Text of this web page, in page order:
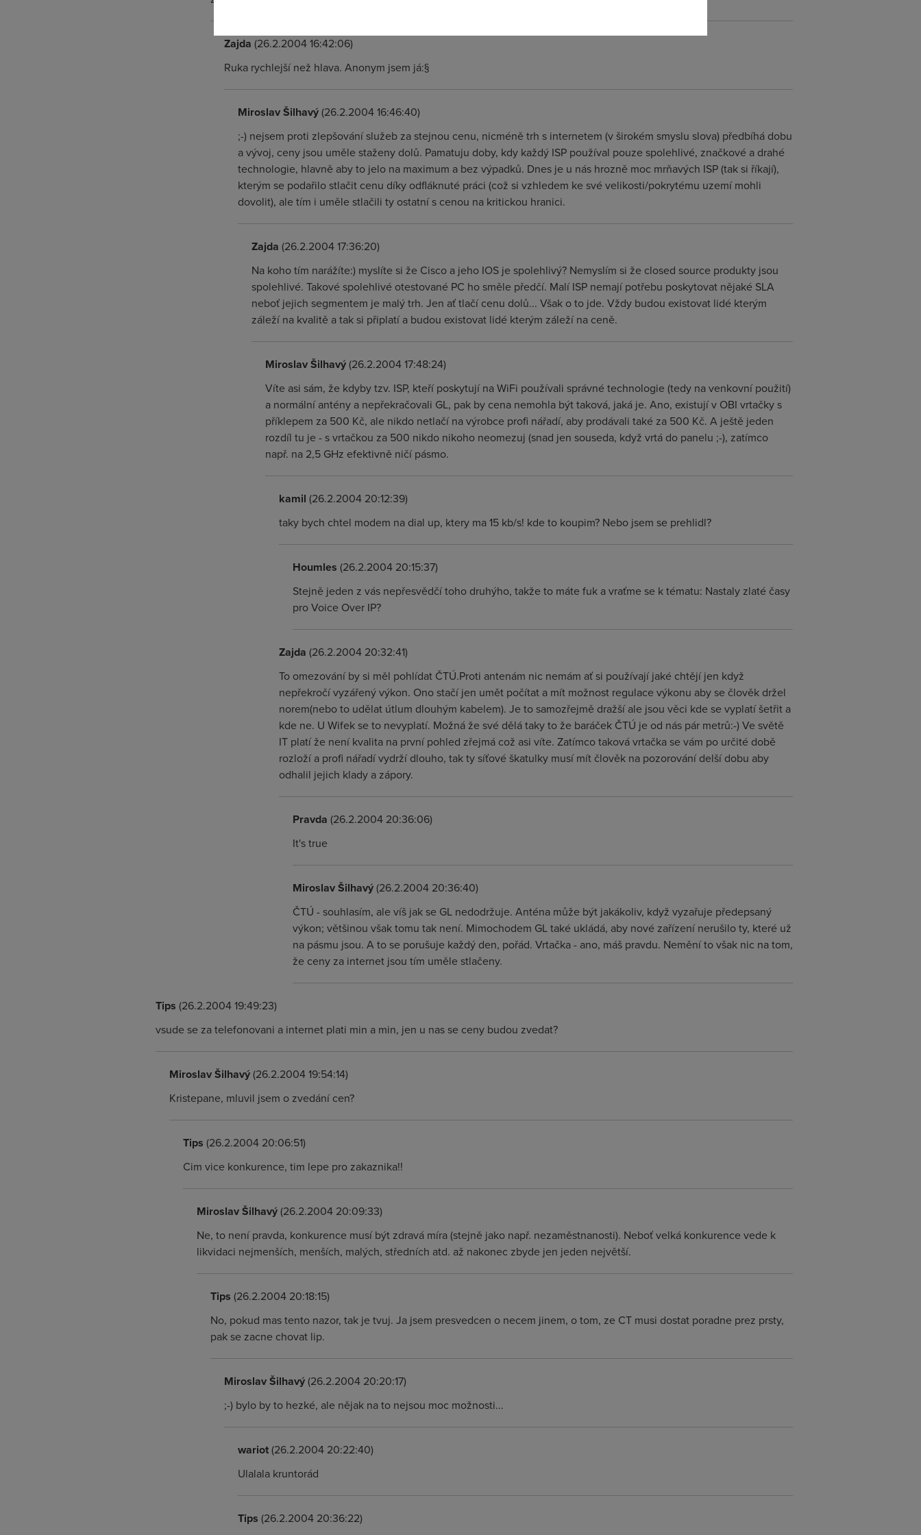
Zajda (26.2.2004 16:42:06)
Ruka rychlejší než hlava. Anonym jsem já:§
Miroslav Šilhavý(26.2.2004 16:46:40)
;-) nejsem proti zlepšování služeb za stejnou cenu, nicméně trh s internetem (v širokém smyslu slova) předbíhá dobu
a vývoj, ceny jsou uměle staženy dolů. Pamatuju doby, kdy každý ISP používal pouze spolehlivé, značkové a drahé
technologie, hlavně aby to jelo na maximum a bez výpadků. Dnes je u nás hrozně moc mrňavých ISP (tak si říkají),
kterým se podařilo stlačit cenu díky odfláknuté práci (což si vzhledem ke své velikosti/pokrytému uzemí mohli
dovolit), ale tím i uměle stlačili ty ostatní s cenou na kritickou hranici.
Zajda (26.2.2004 17:36:20)
Na koho tím narážíte:) myslíte si že Cisco a jeho IOS je spolehlivý? Nemyslím si že closed source produkty jsou
spolehlivé. Takové spolehlivé otestované PC ho směle předčí. Malí ISP nemají potřebu poskytovat nějaké SLA
neboť jejich segmentem je malý trh. Jen ať tlačí cenu dolů... Však o to jde. Vždy budou existovat lidé kterým
záleží na kvalitě a tak si připlatí a budou existovat lidé kterým záleží na ceně.
Miroslav Šilhavý(26.2.2004 17:48:24)
Víte asi sám, že kdyby tzv. ISP, kteří poskytují na WiFi používali správné technologie (tedy na venkovní použití)
a normální antény a nepřekračovali GL, pak by cena nemohla být taková, jaká je. Ano, existují v OBI vrtačky s
příklepem za 500 Kč, ale nikdo netlačí na výrobce profi nářadí, aby prodávali také za 500 Kč. A ještě jeden
rozdíl tu je - s vrtačkou za 500 nikdo nikoho neomezuj (snad jen souseda, když vrtá do panelu ;-), zatímco
např. na 2,5 GHz efektivně ničí pásmo.
kamil (26.2.2004 20:12:39)
taky bych chtel modem na dial up, ktery ma 15 kb/s! kde to koupim? Nebo jsem se prehlidl?
Houmles (26.2.2004 20:15:37)
Stejně jeden z vás nepřesvědčí toho druhýho, takže to máte fuk a vraťme se k tématu: Nastaly zlaté časy
pro Voice Over IP?
Zajda (26.2.2004 20:32:41)
To omezování by si měl pohlídat ČTÚ.Proti antenám nic nemám ať si používají jaké chtějí jen když
nepřekročí vyzářený výkon. Ono stačí jen umět počítat a mít možnost regulace výkonu aby se člověk držel
norem(nebo to udělat útlum dlouhým kabelem). Je to samozřejmě dražší ale jsou věci kde se vyplatí šetřit a
kde ne. U Wifek se to nevyplatí. Možná že své dělá taky to že baráček ČTÚ je od nás pár metrů:-) Ve světě
IT platí že není kvalita na první pohled zřejmá což asi víte. Zatímco taková vrtačka se vám po určité době
rozloží a profi nářadí vydrží dlouho, tak ty síťové škatulky musí mít člověk na pozorování delší dobu aby
odhalil jejich klady a zápory.
Pravda (26.2.2004 20:36:06)
It's true
Miroslav Šilhavý(26.2.2004 20:36:40)
ČTÚ - souhlasím, ale víš jak se GL nedodržuje. Anténa může být jakákoliv, když vyzařuje předepsaný
výkon; většinou však tomu tak není. Mimochodem GL také ukládá, aby nové zařízení nerušilo ty, které už
na pásmu jsou. A to se porušuje každý den, pořád. Vrtačka - ano, máš pravdu. Nemění to však nic na tom,
že ceny za internet jsou tím uměle stlačeny.
Tips (26.2.2004 19:49:23)
vsude se za telefonovani a internet plati min a min, jen u nas se ceny budou zvedat?
Miroslav Šilhavý(26.2.2004 19:54:14)
Kristepane, mluvil jsem o zvedání cen?
Tips (26.2.2004 20:06:51)
Cim vice konkurence, tim lepe pro zakaznika!!
Miroslav Šilhavý(26.2.2004 20:09:33)
Ne, to není pravda, konkurence musí být zdravá míra (stejně jako např. nezaměstnanosti). Neboť velká konkurence vede k
likvidaci nejmenších, menších, malých, středních atd. až nakonec zbyde jen jeden největší.
Tips (26.2.2004 20:18:15)
No, pokud mas tento nazor, tak je tvuj. Ja jsem presvedcen o necem jinem, o tom, ze CT musi dostat poradne prez prsty,
pak se zacne chovat lip.
Miroslav Šilhavý(26.2.2004 20:20:17)
;-) bylo by to hezké, ale nějak na to nejsou moc možnosti...
wariot(26.2.2004 20:22:40)
Ulalala kruntorád
Tips (26.2.2004 20:36:22)